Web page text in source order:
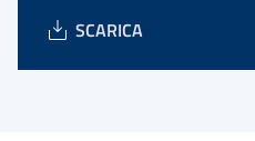
SCARICA